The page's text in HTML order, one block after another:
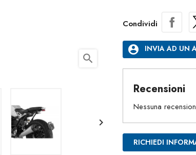
search

Condividi
account_circle INVIA AD UN
Recensioni
Nessuna
RICHIEDI